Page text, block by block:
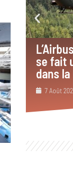
se fait
dans
7 Août